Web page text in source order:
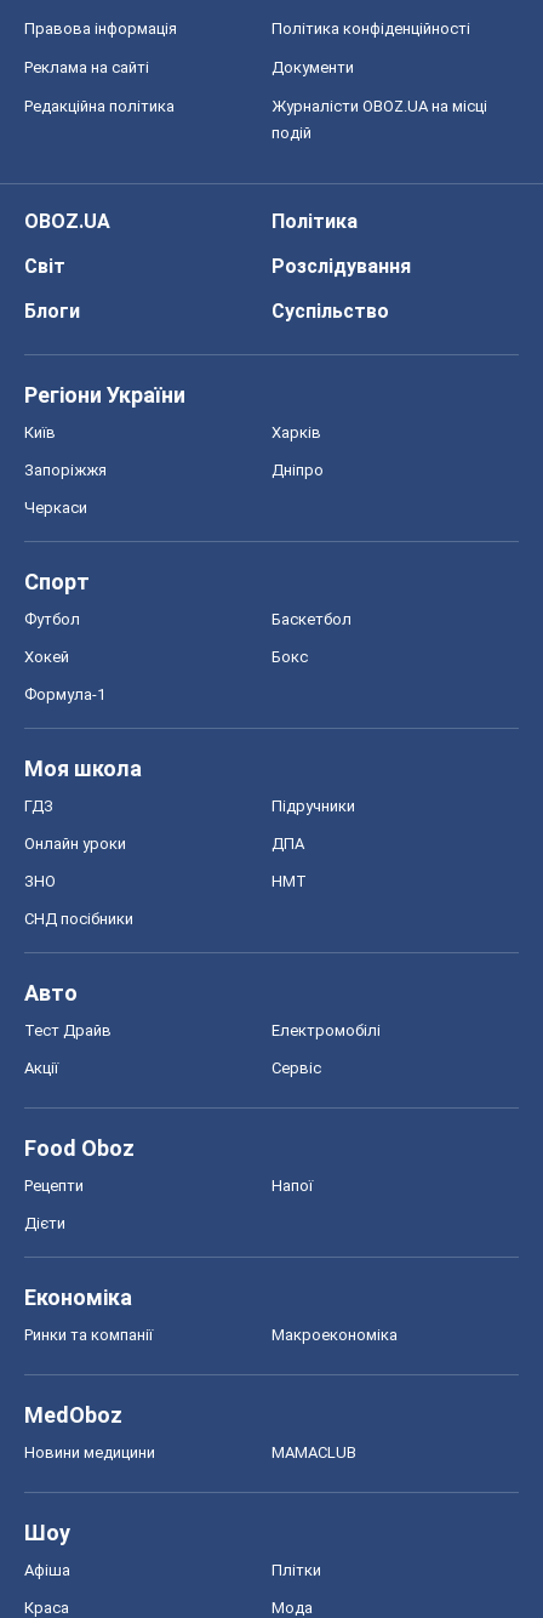
Правова інформація Політика конфіденційності
Реклама на сайті Документи
Редакційна політика
Журналісти OBOZ.UA на місці
подій
OBOZ.UA
Політика
Світ
Розслідування
Блоги
Суспільство
Регіони України
Київ Харків
Запоріжжя Дніпро
Черкаси
Спорт
Футбол Баскетбол
Хокей Бокс
Формула-1
Моя школа
ГДЗ Підручники
Онлайн уроки ДПА
ЗНО НМТ
СНД посібники
Авто
Тест Драйв Електромобілі
Акції Сервіс
Food Oboz
Рецепти Напої
Дієти
Економіка
Ринки та компанії Макроекономіка
MedOboz
Новини медицини MAMACLUB
Шоу
Афіша Плітки
Краса Мода